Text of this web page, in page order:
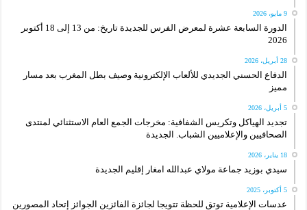
9 مايو، 2026
الدورة السابعة عشرة لمعرض الفرس للجديدة تاريخ: من 13 إلى 18 أكتوبر
2026
28 أبريل، 2026
الدفاع الحسني الجديدي للألعاب الإلكترونية وصيف بطل المغرب بعد مسار
مميز
5 أبريل، 2026
تجديد الهياكل وتكريس الشفافية: مخرجات الجمع العام الاستثنائي لمنتدى
الصحافيين والإعلاميين الشباب. الجديدة
18 يناير، 2026
سيدي بوزيد جماعة مولاي عبدالله امغار إقليم الجديدة
5 أكتوبر، 2025
عدسات الإعلامية توتق للحظة تتويجا لجائزة الفائزين الجوائز إتحاد المصورين